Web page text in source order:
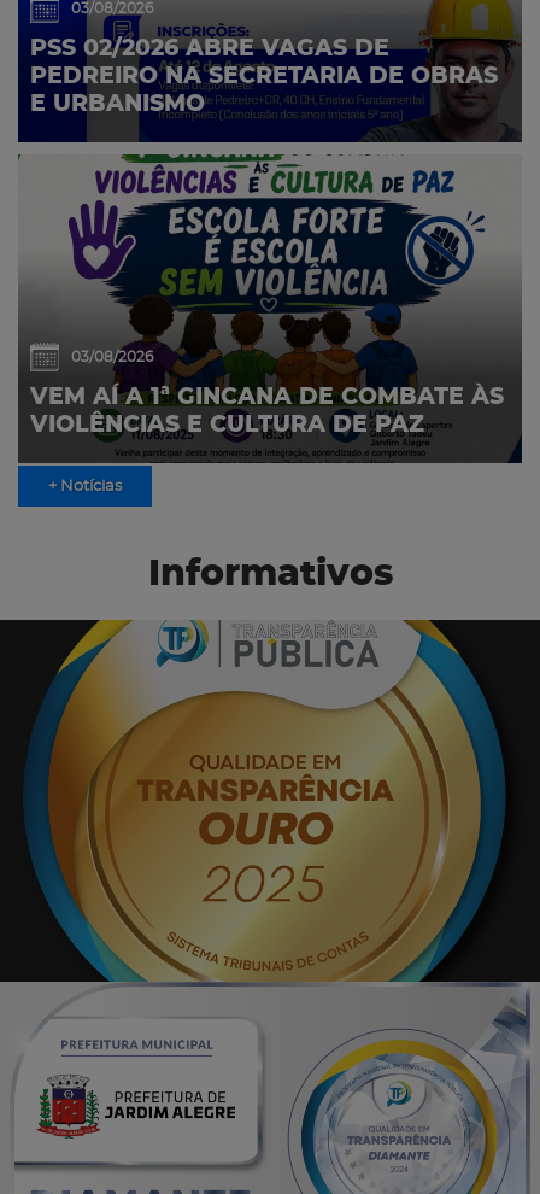
03/08/2026
PSS 02/2026 ABRE VAGAS DE
PEDREIRO NA SECRETARIA DE OBRAS
E URBANISMO
03/08/2026
VEM AÍ A 1ª GINCANA DE COMBATE ÀS
VIOLÊNCIAS E CULTURA DE PAZ
+ Notícias
Informativos